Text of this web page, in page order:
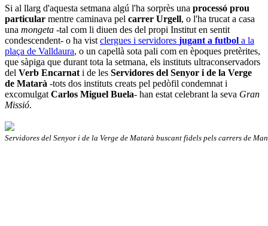
Si al llarg d'aquesta setmana algú l'ha sorprès una processó prou
particular mentre caminava pel carrer Urgell, o l'ha trucat a casa
una mongeta -tal com li diuen des del propi Institut en sentit
condescendent- o ha vist clergues i servidores jugant a futbol a la
plaça de Valldaura, o un capellà sota pali com en èpoques pretèrites,
que sàpiga que durant tota la setmana, els instituts ultraconservadors
del Verb Encarnat i de les Servidores del Senyor i de la Verge
de Matarà -tots dos instituts creats pel pedòfil condemnat i
excomulgat Carlos Miguel Buela- han estat celebrant la seva Gran
Missió.
Servidores del Senyor i de la Verge de Matarà buscant fidels pels carrers de